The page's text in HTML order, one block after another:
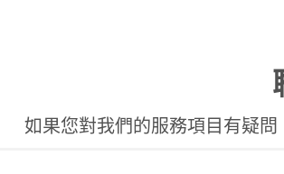
如果您對我們的服務項目有疑